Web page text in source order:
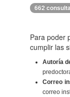
662
Para poder
cumplir las
Autoría
Correo
correo